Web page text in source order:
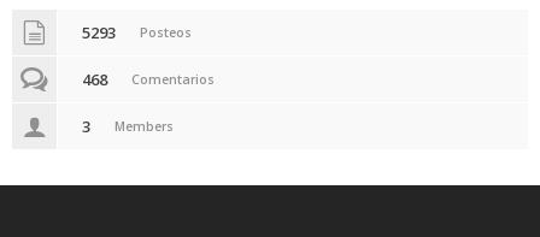
5293 Posteos
468 Comentarios
3 Members